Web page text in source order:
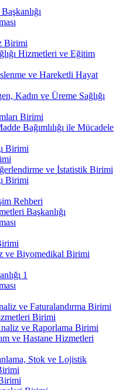
Birimi
Hizmetleri ve Eğitim
ve Hareketli Hayat
Kadın ve Üreme Sağlığı
Birimi
Bağımlılığı ile Mücadele
Birimi
ve İstatistik Birimi
Birimi
Rehberi
Başkanlığı
ve Biyomedikal Birimi
1
ve Faturalandırma Birimi
Birimi
ve Raporlama Birimi
ve Hastane Hizmetleri
Stok ve Lojistik